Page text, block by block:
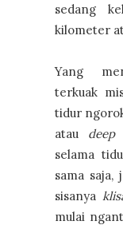
sedang
kilometer
Yang
terkuak
tidur
atau deep
selama
sama saja,
sisanya
mulai